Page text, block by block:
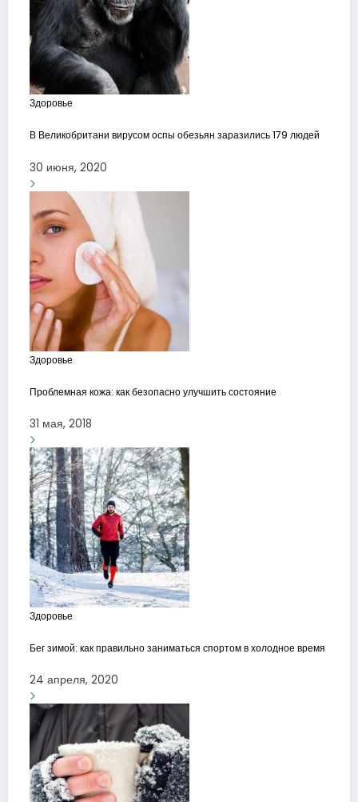
Здоровье
В Великобритани вирусом оспы обезьян заразились 179 людей
30 июня, 2020
Здоровье
Проблемная кожа: как безопасно улучшить состояние
31 мая, 2018
Здоровье
Бег зимой: как правильно заниматься спортом в холодное время
24 апреля, 2020